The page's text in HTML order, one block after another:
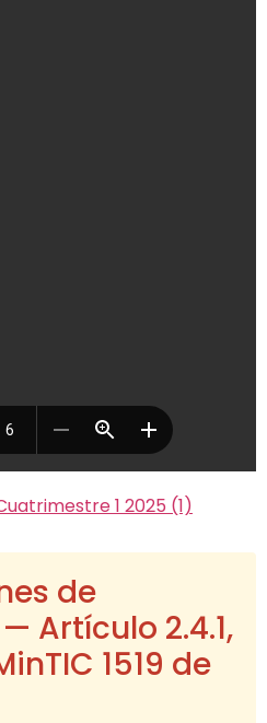
1 2025 (1)
de
Artículo 2.4.1,
1519 de